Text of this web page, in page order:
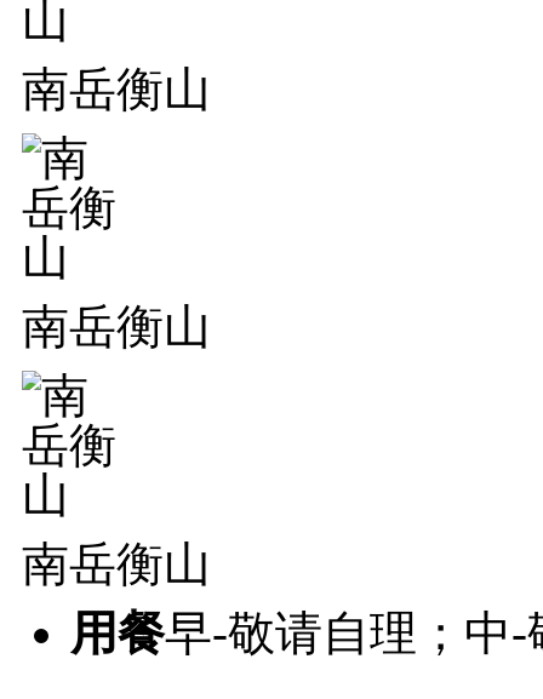
南岳衡山
南岳衡山
南岳衡山
用餐早-敬请自理；中